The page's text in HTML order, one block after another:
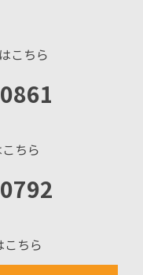
こちら
ちら
ちら